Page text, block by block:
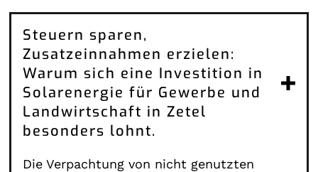
Steuern sparen,
Zusatzeinnahmen erzielen:
Warum sich eine Investition in
Solarenergie für Gewerbe und
Landwirtschaft in Zetel
besonders lohnt.
Die Verpachtung von nicht genutzten